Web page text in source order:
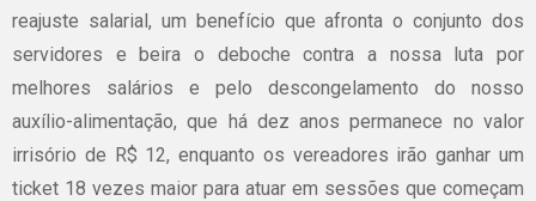
reajuste salarial, um benefício que afronta o conjunto dos
servidores e beira o deboche contra a nossa luta por
melhores salários e pelo descongelamento do nosso
auxílio-alimentação, que há dez anos permanece no valor
irrisório de R$ 12, enquanto os vereadores irão ganhar um
ticket 18 vezes maior para atuar em sessões que começam